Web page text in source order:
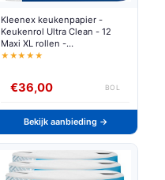
Kleenex keukenpapier -
Keukenrol Ultra Clean - 12
Maxi XL rollen -
Voordeelverpakking
★★★★★
€36,00 BOL
Bekijk aanbieding →